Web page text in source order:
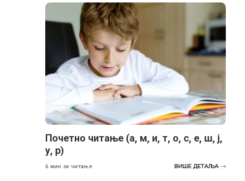
Почетно читање (а, м, и, т, о, с, е, ш, ј,
у, р)
6 мин за читање ВИШЕ ДЕТАЉА